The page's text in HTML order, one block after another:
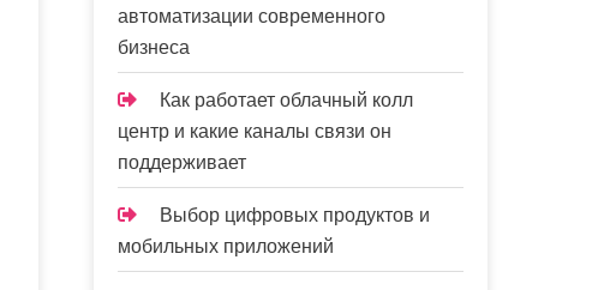
автоматизации современного
бизнеса
Как работает облачный колл
центр и какие каналы связи он
поддерживает
Выбор цифровых продуктов и
мобильных приложений